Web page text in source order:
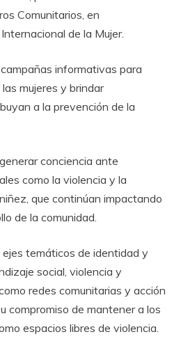
Comunitarios, en
de la Mujer.
informativas para
mujeres y brindar
a la prevención de la
conciencia ante
como la violencia y la
que continúan impactando
de la comunidad.
temáticos de identidad y
social, violencia y
redes comunitarias y acción
compromiso de mantener a los
espacios libres de violencia.